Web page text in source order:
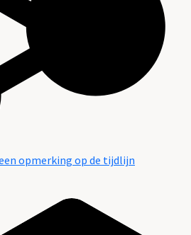
opmerking op de tijdlijn